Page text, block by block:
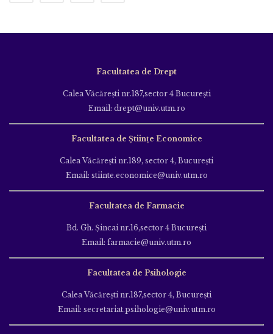
Facultatea de Drept
Calea Văcăreşti nr.187,sector 4 Bucureşti
Email: drept@univ.utm.ro
Facultatea de Științe Economice
Calea Văcăreşti nr.189, sector 4, Bucureşti
Email: stiinte.economice@univ.utm.ro
Facultatea de Farmacie
Bd. Gh. Şincai nr.16,sector 4 Bucureşti
Email: farmacie@univ.utm.ro
Facultatea de Psihologie
Calea Văcăreşti nr.187,sector 4, Bucureşti
Email: secretariat.psihologie@univ.utm.ro